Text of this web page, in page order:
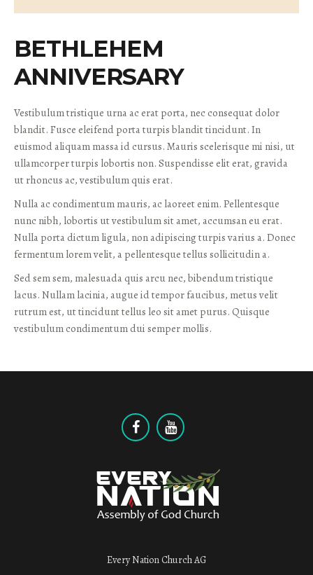
BETHLEHEM
ANNIVERSARY
Vestibulum tristique urna ac erat porta, nec consequat dolor
blandit. Fusce eleifend porta turpis blandit tincidunt. In
euismod aliquam massa id cursus. Mauris scelerisque mi nisi, ut
ullamcorper turpis lobortis non. Suspendisse elit erat, gravida
ut rhoncus ac, vestibulum quis erat.
Nulla ac condimentum mauris, ac laoreet enim. Pellentesque
nunc nibh, lobortis ut vestibulum sit amet, accumsan eu erat.
Nulla porta dictum ligula, non adipiscing turpis varius a. Donec
fermentum lorem velit, a pellentesque tellus sollicitudin a.
Sed sem sem, malesuada quis arcu nec, bibendum tristique
lacus. Nullam lacinia, augue id tempor faucibus, metus velit
rutrum est, ut tincidunt tellus leo sit amet purus. Quisque
vestibulum condimentum dui semper mollis.
Every Nation Church AG